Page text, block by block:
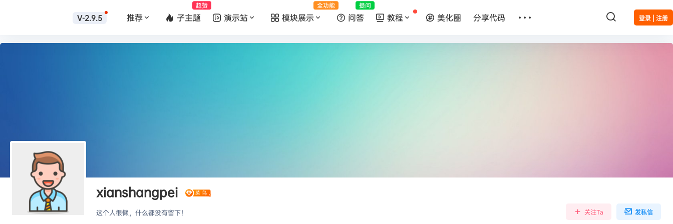
V-2.9.5 登录 | 注册
推荐 子主题
超赞
演示站 模块展示
全功能
问答
提问
教程 美化圈 分享代码 …
xianshangpei
这个人很懒，什么都没有留下！ 关注Ta 发私信